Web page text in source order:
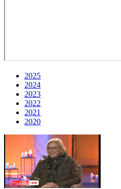
2025
2024
2023
2022
2021
2020